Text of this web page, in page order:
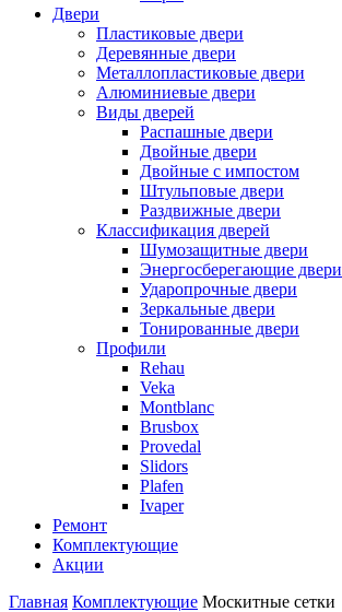
Двери
Пластиковые двери
Деревянные двери
Металлопластиковые двери
Алюминиевые двери
Виды дверей
Распашные двери
Двойные двери
Двойные с импостом
Штульповые двери
Раздвижные двери
Классификация дверей
Шумозащитные двери
Энергосберегающие двери
Ударопрочные двери
Зеркальные двери
Тонированные двери
Профили
Rehau
Veka
Montblanc
Brusbox
Provedal
Slidors
Plafen
Ivaper
Ремонт
Комплектующие
Акции
Главная Комплектующие Москитные сетки